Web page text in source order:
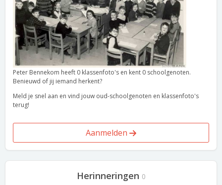
Peter Bennekom heeft 0 klassenfoto's en kent 0 schoolgenoten.
Benieuwd of jij iemand herkent?
Meld je snel aan en vind jouw oud-schoolgenoten en klassenfoto's
terug!
Aanmelden
Herinneringen 0